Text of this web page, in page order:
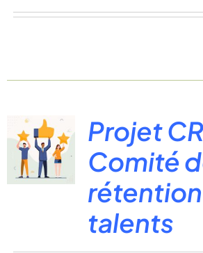
Projet
Comité
talents